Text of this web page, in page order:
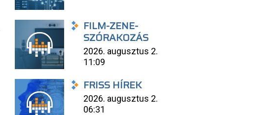
FILM-ZENE-
SZÓRAKOZÁS
2026. augusztus 2.
11:09
FRISS HÍREK
2026. augusztus 2.
06:31